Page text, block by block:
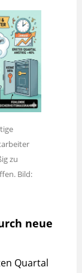
zu
Bild:
neue
Quartal